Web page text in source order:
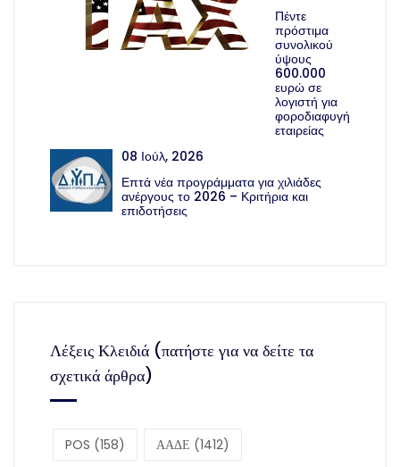
Πέντε
πρόστιμα
συνολικού
ύψους
600.000
ευρώ σε
λογιστή για
φοροδιαφυγή
εταιρείας
08 Ιούλ, 2026
Επτά νέα προγράμματα για χιλιάδες
ανέργους το 2026 – Κριτήρια και
επιδοτήσεις
Λέξεις Κλειδιά (πατήστε για να δείτε τα
σχετικά άρθρα)
POS (158) ΑΑΔΕ (1412)